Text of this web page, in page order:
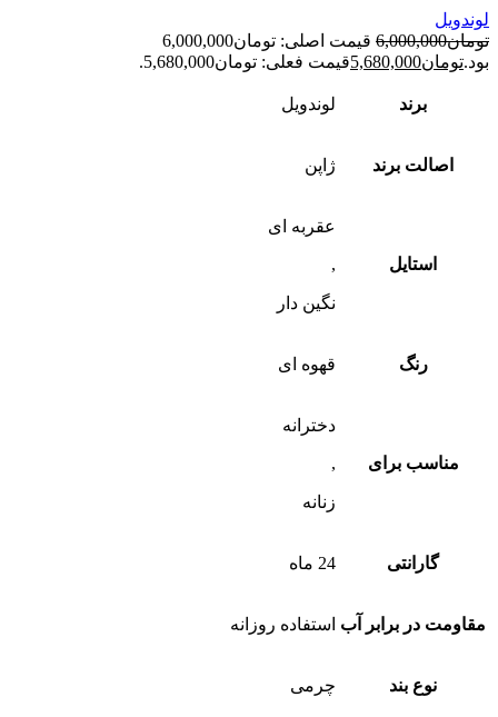
لوندویل
تومان6,000,000
قیمت اصلی: تومان6,000,000
بود.تومان5,680,000قیمت فعلی: تومان5,680,000.
برند لوندویل
اصالت برند ژاپن
استایل
عقربه ای
,
نگین دار
رنگ قهوه ای
مناسب برای
دخترانه
,
زنانه
گارانتی 24 ماه
مقاومت در برابر آب استفاده روزانه
نوع بند چرمی